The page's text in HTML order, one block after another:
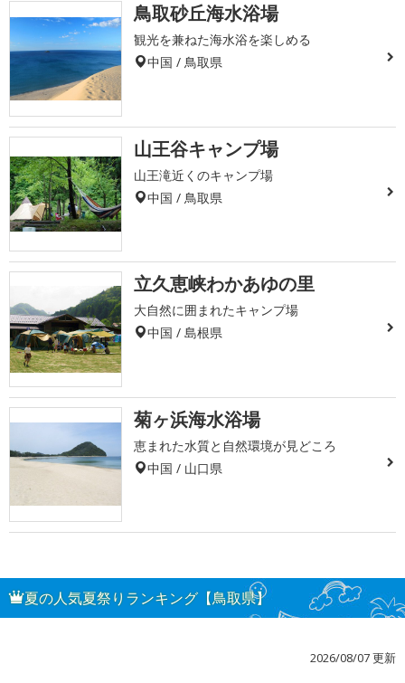
鳥取砂丘海水浴場
観光を兼ねた海水浴を楽しめる
中国 / 鳥取県
山王谷キャンプ場
山王滝近くのキャンプ場
中国 / 鳥取県
立久恵峡わかあゆの里
大自然に囲まれたキャンプ場
中国 / 島根県
菊ヶ浜海水浴場
恵まれた水質と自然環境が見どころ
中国 / 山口県
夏の人気夏祭りランキング【鳥取県】
2026/08/07 更新